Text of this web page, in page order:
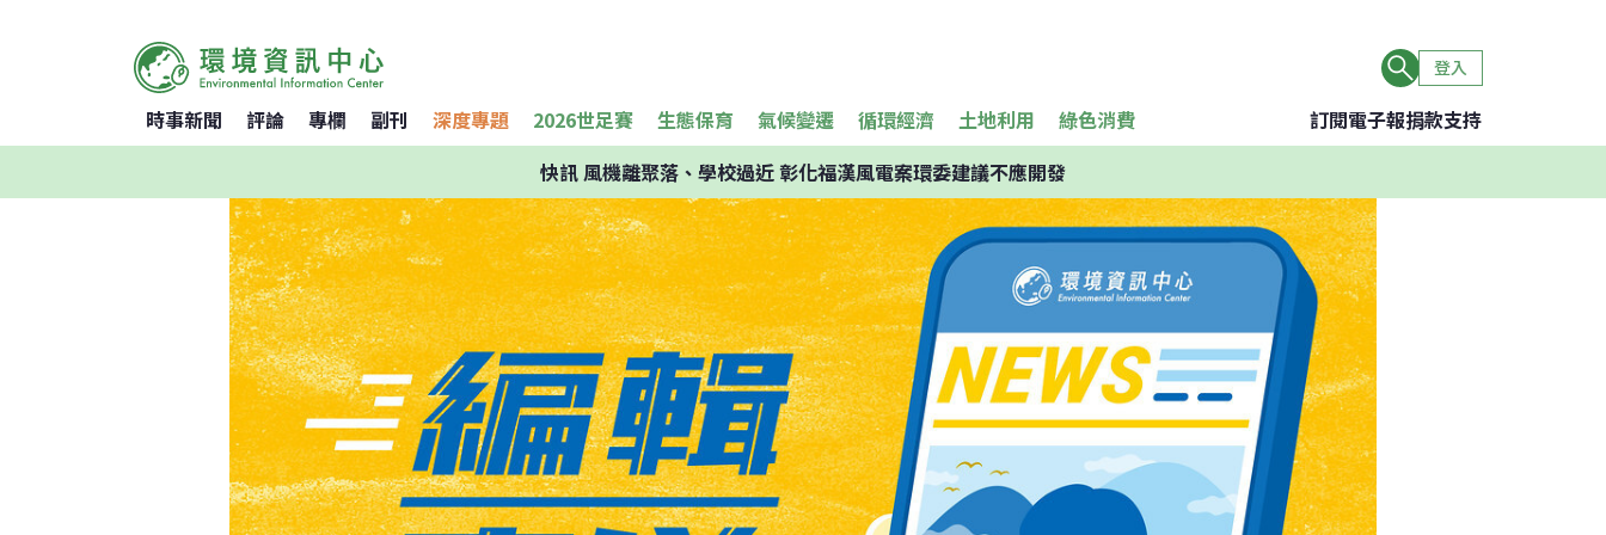
登入
時事新聞 評論 專欄 副刊 深度專題 2026世足賽 生態保育 氣候變遷 循環經濟 土地利用 綠色消費 訂閱電子報捐款支持
快訊風機離聚落、學校過近 彰化福漢風電案環委建議不應開發